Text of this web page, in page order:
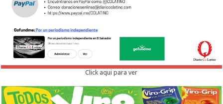
Click aqui para ver